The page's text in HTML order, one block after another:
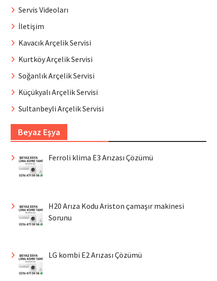
Servis Videoları
İletişim
Kavacık Arçelik Servisi
Kurtköy Arçelik Servisi
Soğanlık Arçelik Servisi
Küçükyalı Arçelik Servisi
Sultanbeyli Arçelik Servisi
Beyaz Eşya
Ferroli klima E3 Arızası Çözümü
H20 Arıza Kodu Ariston çamaşır makinesi
Sorunu
LG kombi E2 Arızası Çözümü